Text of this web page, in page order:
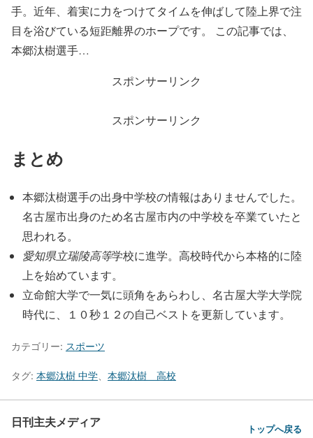
手。近年、着実に力をつけてタイムを伸ばして陸上界で注
目を浴びている短距離界のホープです。 この記事では、
本郷汰樹選手…
スポンサーリンク
スポンサーリンク
まとめ
本郷汰樹選手の出身中学校の情報はありませんでした。
名古屋市出身のため名古屋市内の中学校を卒業ていたと
思われる。
愛知県立瑞陵高等学校に進学。高校時代から本格的に陸
上を始めています。
立命館大学で一気に頭角をあらわし、名古屋大学大学院
時代に、１０秒１２の自己ベストを更新しています。
カテゴリー: スポーツ
タグ: 本郷汰樹 中学 本郷汰樹 高校
日刊主夫メディア トップへ戻る